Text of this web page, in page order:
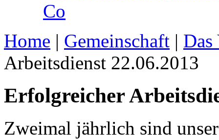
Co
Home | Gemeinschaft | Das
Arbeitsdienst 22.06.2013
Erfolgreicher
Zweimal jährlich sind